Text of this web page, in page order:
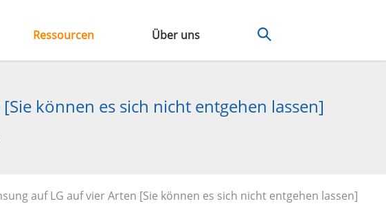
Ressourcen Über uns
können es sich nicht entgehen lassen]
auf LG auf vier Arten [Sie können es sich nicht entgehen lassen]